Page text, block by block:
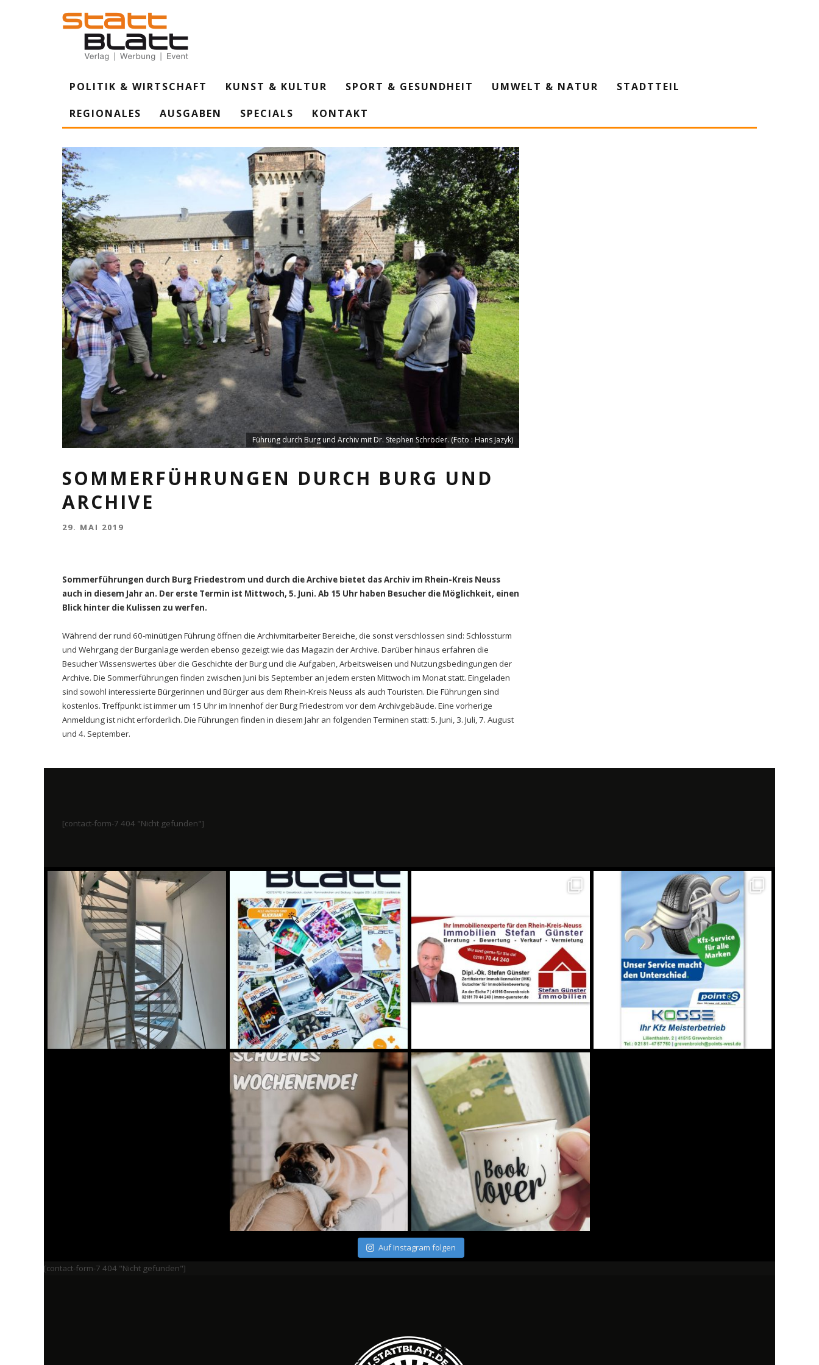
POLITIK & WIRTSCHAFT KUNST & KULTUR SPORT & GESUNDHEIT UMWELT & NATUR
STADTTEIL
REGIONALES
AUSGABEN SPECIALS KONTAKT
Führung durch Burg und Archiv mit Dr. Stephen Schröder. (Foto : Hans Jazyk)
SOMMERFÜHRUNGEN DURCH BURG UND
ARCHIVE
29. MAI 2019
Sommerführungen durch Burg Friedestrom und durch die Archive bietet das Archiv im Rhein-Kreis Neuss
auch in diesem Jahr an. Der erste Termin ist Mittwoch, 5. Juni. Ab 15 Uhr haben Besucher die Möglichkeit, einen
Blick hinter die Kulissen zu werfen.
Während der rund 60-minütigen Führung öffnen die Archivmitarbeiter Bereiche, die sonst verschlossen sind: Schlossturm
und Wehrgang der Burganlage werden ebenso gezeigt wie das Magazin der Archive. Darüber hinaus erfahren die
Besucher Wissenswertes über die Geschichte der Burg und die Aufgaben, Arbeitsweisen und Nutzungsbedingungen der
Archive. Die Sommerführungen finden zwischen Juni bis September an jedem ersten Mittwoch im Monat statt. Eingeladen
sind sowohl interessierte Bürgerinnen und Bürger aus dem Rhein-Kreis Neuss als auch Touristen. Die Führungen sind
kostenlos. Treffpunkt ist immer um 15 Uhr im Innenhof der Burg Friedestrom vor dem Archivgebäude. Eine vorherige
Anmeldung ist nicht erforderlich. Die Führungen finden in diesem Jahr an folgenden Terminen statt: 5. Juni, 3. Juli, 7. August
und 4. September.
[contact-form-7 404 "Nicht gefunden"]
Auf Instagram folgen
[contact-form-7 404 "Nicht gefunden"]